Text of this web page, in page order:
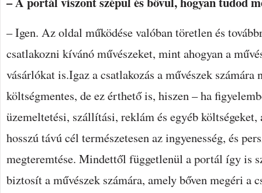
– Igen. Az oldal működése valóban töretlen és
csatlakozni kívánó művészeket, mint ahogyan a
vásárlókat is.Igaz a csatlakozás a művészek számára
költségmentes, de ez érthető is, hiszen – ha
üzemeltetési, szállítási, reklám és egyéb
hosszú távú cél természetesen az ingyenesség, és
megteremtése. Mindettől függetlenül a portál így is
biztosít a művészek számára, amely bőven megéri a